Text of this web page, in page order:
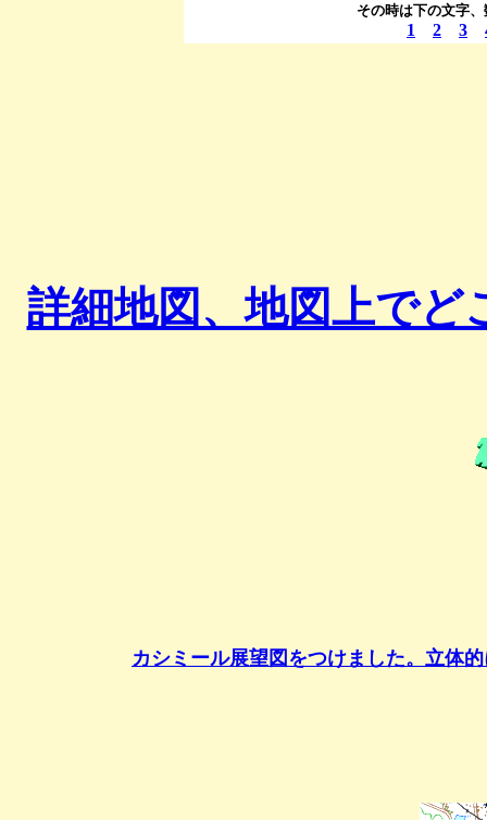
その時は下の文字
1 2 3
詳細地図、地図上でど
カシミール展望図をつけました。立体